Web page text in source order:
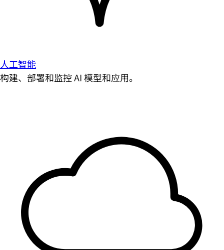
人工智能
构建、部署和监控 AI 模型和应用。